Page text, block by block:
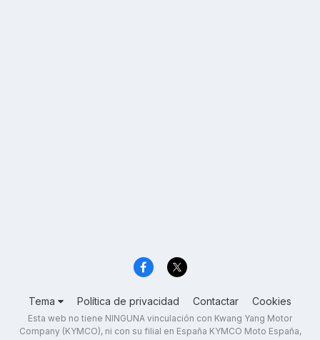
Tema Política de privacidad Contactar Cookies
Esta web no tiene NINGUNA vinculación con Kwang Yang Motor
Company (KYMCO), ni con su filial en España KYMCO Moto España,